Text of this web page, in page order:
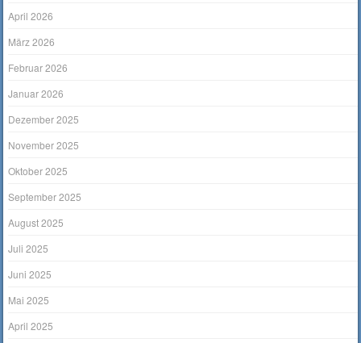
April 2026
März 2026
Februar 2026
Januar 2026
Dezember 2025
November 2025
Oktober 2025
September 2025
August 2025
Juli 2025
Juni 2025
Mai 2025
April 2025